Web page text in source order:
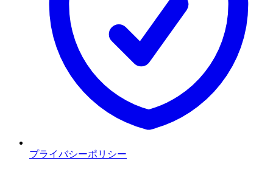
プライバシーポリシー